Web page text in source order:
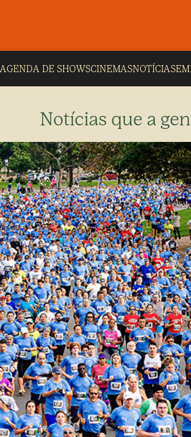
AGENDA DE SHOWSCINEMASNOTÍCIAS
Notícias que a